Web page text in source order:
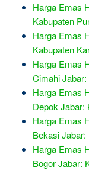
Harga Emas
Kabupaten
Harga Emas
Kabupaten
Harga Emas
Cimahi
Harga Emas
Depok Jabar:
Harga Emas
Bekasi
Harga Emas
Bogor Jabar: